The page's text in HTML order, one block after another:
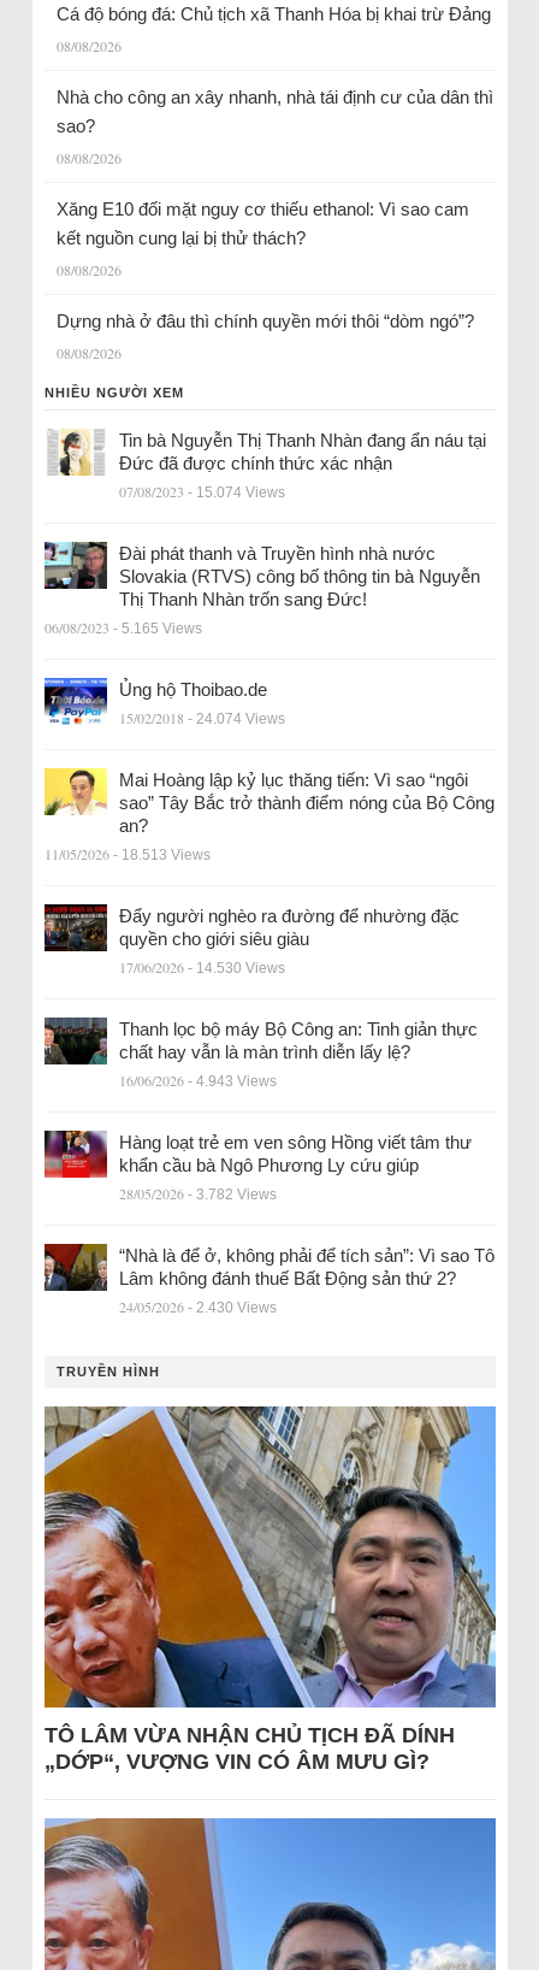
Cá độ bóng đá: Chủ tịch xã Thanh Hóa bị khai trừ Đảng
08/08/2026
Nhà cho công an xây nhanh, nhà tái định cư của dân thì
sao?
08/08/2026
Xăng E10 đối mặt nguy cơ thiếu ethanol: Vì sao cam
kết nguồn cung lại bị thử thách?
08/08/2026
Dựng nhà ở đâu thì chính quyền mới thôi “dòm ngó”?
08/08/2026
NHIỀU NGƯỜI XEM
Tin bà Nguyễn Thị Thanh Nhàn đang ẩn náu tại
Đức đã được chính thức xác nhận
07/08/2023 - 15.074 Views
Đài phát thanh và Truyền hình nhà nước
Slovakia (RTVS) công bố thông tin bà Nguyễn
Thị Thanh Nhàn trốn sang Đức!
06/08/2023 - 5.165 Views
Ủng hộ Thoibao.de
15/02/2018 - 24.074 Views
Mai Hoàng lập kỷ lục thăng tiến: Vì sao “ngôi
sao” Tây Bắc trở thành điểm nóng của Bộ Công
an?
11/05/2026 - 18.513 Views
Đẩy người nghèo ra đường để nhường đặc
quyền cho giới siêu giàu
17/06/2026 - 14.530 Views
Thanh lọc bộ máy Bộ Công an: Tinh giản thực
chất hay vẫn là màn trình diễn lấy lệ?
16/06/2026 - 4.943 Views
Hàng loạt trẻ em ven sông Hồng viết tâm thư
khẩn cầu bà Ngô Phương Ly cứu giúp
28/05/2026 - 3.782 Views
“Nhà là để ở, không phải để tích sản”: Vì sao Tô
Lâm không đánh thuế Bất Động sản thứ 2?
24/05/2026 - 2.430 Views
TRUYỀN HÌNH
TÔ LÂM VỪA NHẬN CHỦ TỊCH ĐÃ DÍNH
„DỚP“, VƯỢNG VIN CÓ ÂM MƯU GÌ?